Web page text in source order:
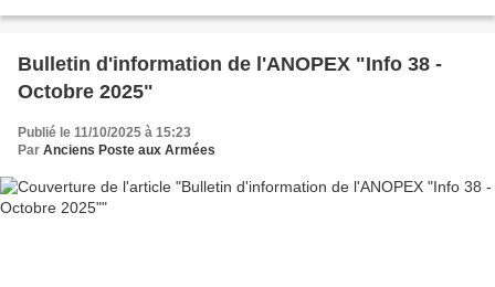
Bulletin d'information de l'ANOPEX "Info 38 -
Octobre 2025"
Publié le 11/10/2025 à 15:23
Par Anciens Poste aux Armées